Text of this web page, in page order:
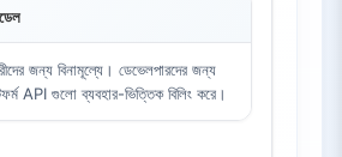
জন্য বিনামূল্যে। ডেভেলপারদের জন্য
API গুলো ব্যবহার-ভিত্তিক বিলিং করে।